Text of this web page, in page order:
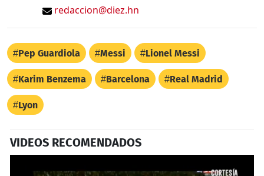
redaccion@diez.hn
Pep Guardiola Messi Lionel Messi
Karim Benzema Barcelona Real Madrid
Lyon
VIDEOS RECOMENDADOS